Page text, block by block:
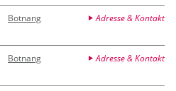
Botnang Adresse & Kontakt
Botnang Adresse & Kontakt